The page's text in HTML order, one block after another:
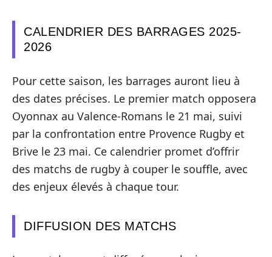
CALENDRIER DES BARRAGES 2025-
2026
Pour cette saison, les barrages auront lieu à
des dates précises. Le premier match opposera
Oyonnax au Valence-Romans le 21 mai, suivi
par la confrontation entre Provence Rugby et
Brive le 23 mai. Ce calendrier promet d’offrir
des matchs de rugby à couper le souffle, avec
des enjeux élevés à chaque tour.
DIFFUSION DES MATCHS